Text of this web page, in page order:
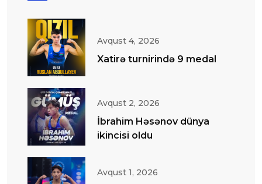
Avqust 4, 2026
Xatirə turnirində 9 medal
Avqust 2, 2026
İbrahim Həsənov dünya
ikincisi oldu
Avqust 1, 2026